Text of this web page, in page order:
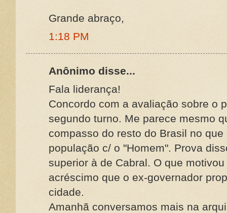
Grande abraço,
1:18 PM
Anônimo disse...
Fala liderança!
Concordo com a avaliação sobre o
segundo turno. Me parece mesmo
compasso do resto do Brasil no
população c/ o "Homem". Prova
superior à de Cabral. O que
acréscimo que o ex-governador
cidade.
Amanhã conversamos mais na